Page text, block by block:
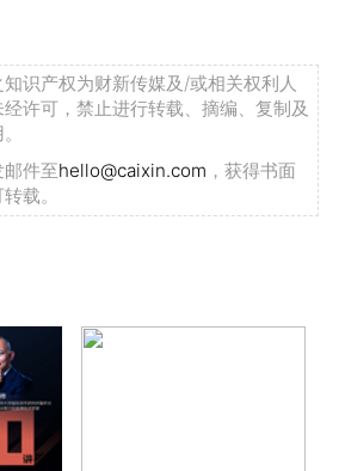
识产权为财新传媒及/或相关权利人
许可，禁止进行转载、摘编、复制及
件至hello@caixin.com ，获得书面
载。